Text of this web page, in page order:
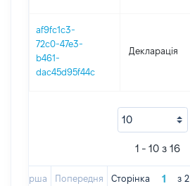
af9fc1c3-
72c0-47e3-
b461-
dac45d95f44c
Декларація
1 - 10 з 16
Перша Попередня Сторінка з 2